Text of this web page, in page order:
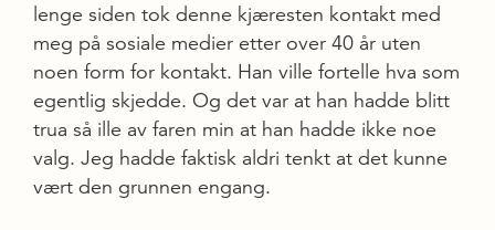
lenge siden tok denne kjæresten kontakt med
meg på sosiale medier etter over 40 år uten
noen form for kontakt. Han ville fortelle hva som
egentlig skjedde. Og det var at han hadde blitt
trua så ille av faren min at han hadde ikke noe
valg. Jeg hadde faktisk aldri tenkt at det kunne
vært den grunnen engang.